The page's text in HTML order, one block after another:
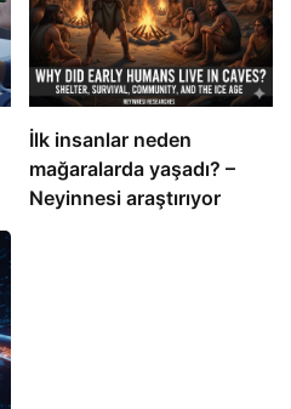
İlk insanlar neden
mağaralarda yaşadı? –
Neyinnesi araştırıyor